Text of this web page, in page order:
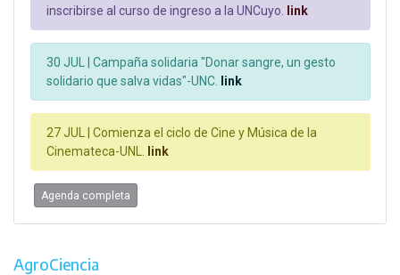
inscribirse al curso de ingreso a la UNCuyo.
link
30 JUL |
Campaña solidaria "Donar sangre, un gesto
solidario que salva vidas"-UNC.
link
27 JUL |
Comienza el ciclo de Cine y Música de la
Cinemateca-UNL.
link
Agenda completa
AgroCiencia